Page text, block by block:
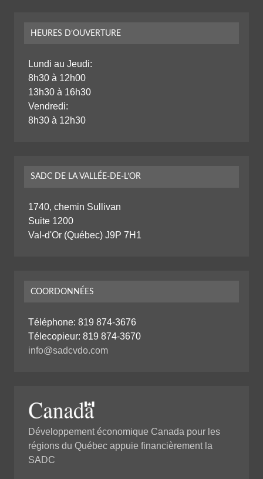
HEURES D’OUVERTURE
Lundi au Jeudi:
8h30 à 12h00
13h30 à 16h30
Vendredi:
8h30 à 12h30
SADC DE LA VALLÉE-DE-L’OR
1740, chemin Sullivan
Suite 1200
Val-d'Or (Québec) J9P 7H1
COORDONNÉES
Téléphone: 819 874-3676
Télecopieur: 819 874-3670
info@sadcvdo.com
Développement économique Canada pour les
régions du Québec appuie financièrement la
SADC